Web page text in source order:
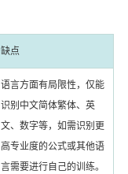
缺点
语言方面有局限性，仅能
识别中文简体繁体、英
文、数字等，如需识别更
高专业度的公式或其他语
言需要进行自己的训练。